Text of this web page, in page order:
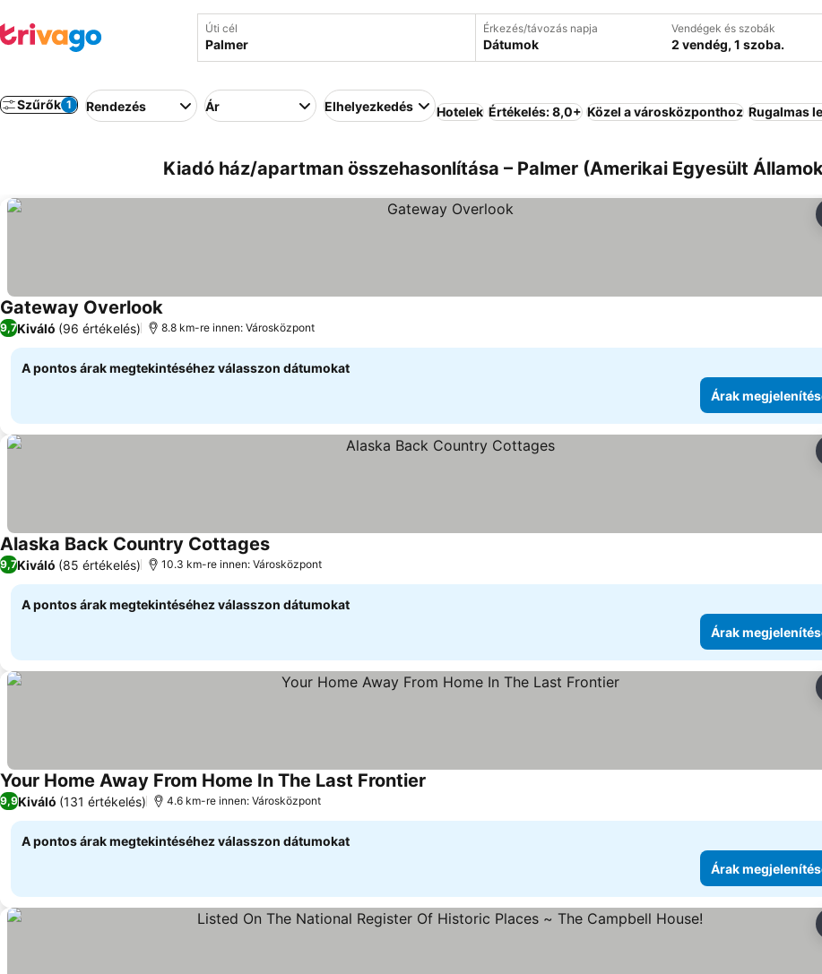
Úti cél Érkezés/távozás napja
Dátumok
Vendégek és szobák
2 vendég, 1 szoba.
Szűrők 1 Rendezés Ár Elhelyezkedés Hotelek Értékelés: 8,0+ Közel a városközponthoz Rugalmas
Kiadó ház/apartman összehasonlítása – Palmer (Amerikai Egyesült
Gateway Overlook
9,7Kiváló (96 értékelés) 8.8 km-re innen: Városközpont
A pontos árak megtekintéséhez válasszon dátumokat
Árak
Alaska Back Country Cottages
9,7Kiváló (85 értékelés) 10.3 km-re innen: Városközpont
A pontos árak megtekintéséhez válasszon dátumokat
Árak
Your Home Away From Home In The Last Frontier
9,9Kiváló (131 értékelés) 4.6 km-re innen: Városközpont
A pontos árak megtekintéséhez válasszon dátumokat
Árak